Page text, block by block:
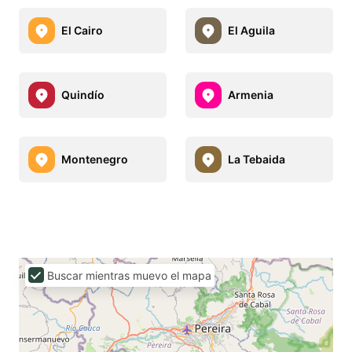
El Cairo El Aguila
Quindío Armenia
Montenegro La Tebaida
Buscar mientras muevo el mapa